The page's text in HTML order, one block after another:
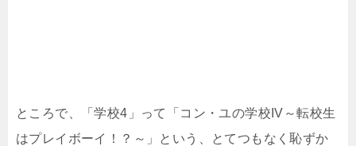
ところで、「学校4」って「コン・ユの学校IV～転校生
はプレイボーイ！？～」という、とてつもなく恥ずか